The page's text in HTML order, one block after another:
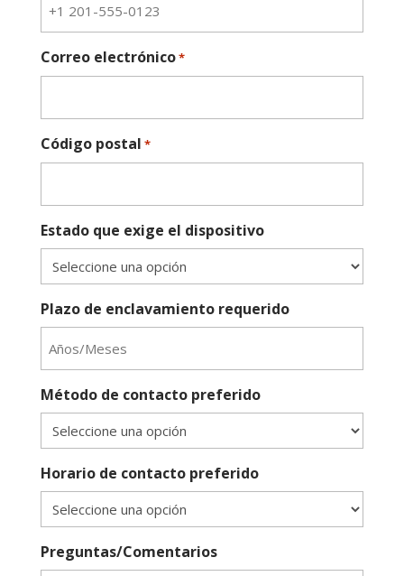
Correo electrónico*
Código postal *
Estado que exige el dispositivo
Plazo de enclavamiento requerido
Método de contacto preferido
Horario de contacto preferido
Preguntas/Comentarios